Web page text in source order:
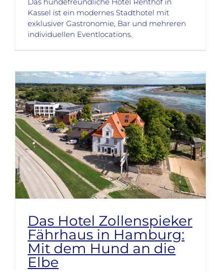
Das hundefreundliche Hotel Renthof in
Kassel ist ein modernes Stadthotel mit
exklusiver Gastronomie, Bar und mehreren
individuellen Eventlocations.
Das Hotel Zollenspieker
Fährhaus in Hamburg:
Mit dem Hund an die
Elbe